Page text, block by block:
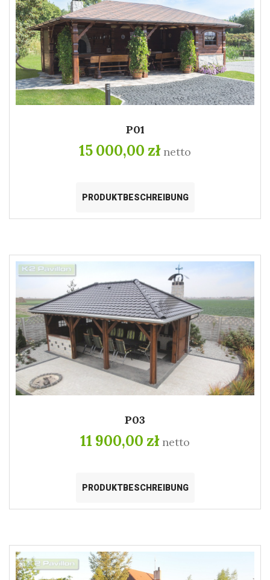
P01
15 000,00 zł netto
PRODUKTBESCHREIBUNG
P03
11 900,00 zł netto
PRODUKTBESCHREIBUNG